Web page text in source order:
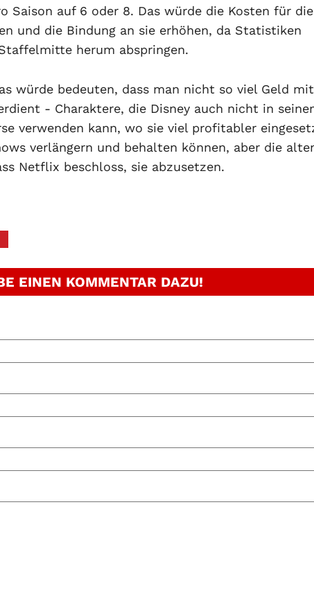
Saison auf 6 oder 8. Das würde die Kosten für die
und die Bindung an sie erhöhen, da Statistiken
herum abspringen.
würde bedeuten, dass man nicht so viel Geld mit
- Charaktere, die Disney auch nicht in
verwenden kann, wo sie viel profitabler
verlängern und behalten können, aber die
Netflix beschloss, sie abzusetzen.
EINEN KOMMENTAR DAZU!